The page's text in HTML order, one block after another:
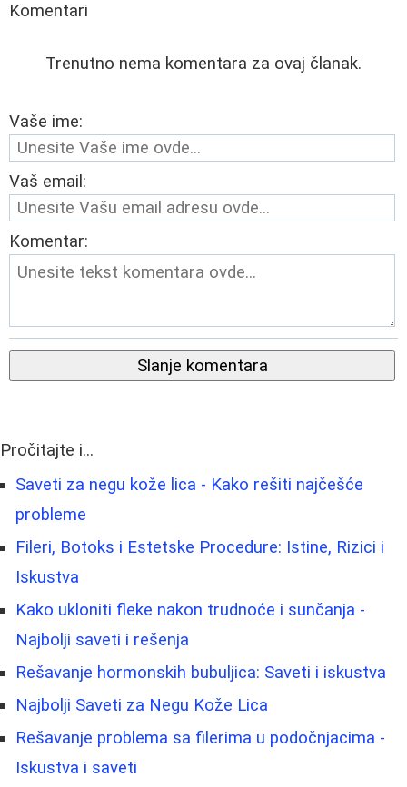
Komentari
Trenutno nema komentara za ovaj članak.
Vaše ime:
Vaš email:
Komentar:
Slanje komentara
Pročitajte i...
Saveti za negu kože lica - Kako rešiti najčešće
probleme
Fileri, Botoks i Estetske Procedure: Istine, Rizici i
Iskustva
Kako ukloniti fleke nakon trudnoće i sunčanja -
Najbolji saveti i rešenja
Rešavanje hormonskih bubuljica: Saveti i iskustva
Najbolji Saveti za Negu Kože Lica
Rešavanje problema sa filerima u podočnjacima -
Iskustva i saveti